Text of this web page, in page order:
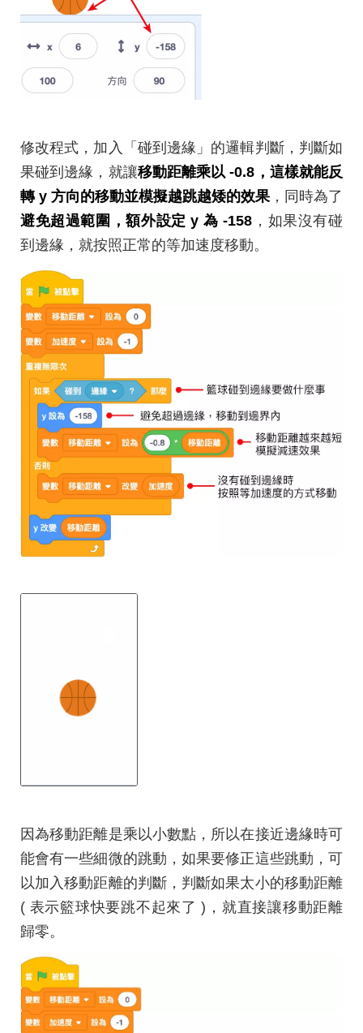
修改程式，加入「碰到邊緣」的邏輯判斷，判斷如
果碰到邊緣，就讓移動距離乘以 -0.8，這樣就能反
轉 y 方向的移動並模擬越跳越矮的效果，同時為了
避免超過範圍，額外設定 y 為 -158 ，如果沒有碰
到邊緣，就按照正常的等加速度移動。
因為移動距離是乘以小數點，所以在接近邊緣時可
能會有一些細微的跳動，如果要修正這些跳動，可
以加入移動距離的判斷，判斷如果太小的移動距離
( 表示籃球快要跳不起來了 )，就直接讓移動距離
歸零。